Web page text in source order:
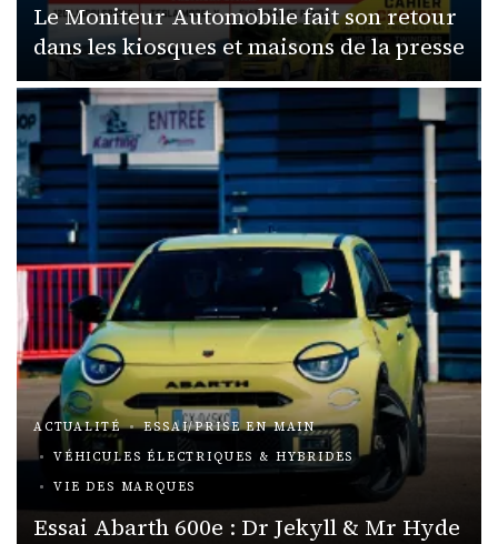
Le Moniteur Automobile fait son retour
dans les kiosques et maisons de la presse
ACTUALITÉ
ESSAI/PRISE EN MAIN
VÉHICULES ÉLECTRIQUES & HYBRIDES
VIE DES MARQUES
Essai Abarth 600e : Dr Jekyll & Mr Hyde